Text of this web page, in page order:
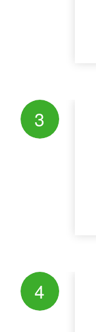
3
4